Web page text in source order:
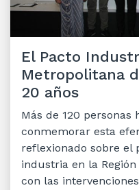
El Pacto
Metropolitana
20 años
Más de 120 personas
conmemorar esta
reflexionado sobre
industria en la
con las